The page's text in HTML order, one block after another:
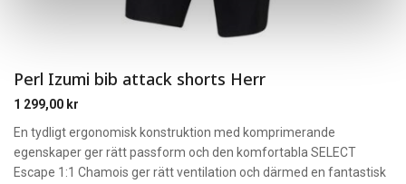
Perl Izumi bib attack shorts Herr
1 299,00 kr
En tydligt ergonomisk konstruktion med komprimerande
egenskaper ger rätt passform och den komfortabla SELECT
Escape 1:1 Chamois ger rätt ventilation och därmed en fantastisk